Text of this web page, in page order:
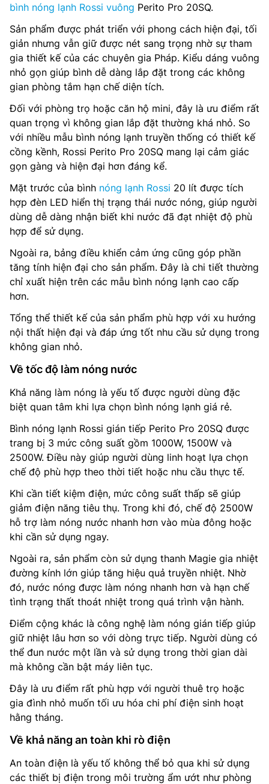
bình nóng lạnh Rossi vuông Perito Pro 20SQ.
Sản phẩm được phát triển với phong cách hiện đại, tối
giản nhưng vẫn giữ được nét sang trọng nhờ sự tham
gia thiết kế của các chuyên gia Pháp. Kiểu dáng vuông
nhỏ gọn giúp bình dễ dàng lắp đặt trong các không
gian phòng tắm hạn chế diện tích.
Đối với phòng trọ hoặc căn hộ mini, đây là ưu điểm rất
quan trọng vì không gian lắp đặt thường khá nhỏ. So
với nhiều mẫu bình nóng lạnh truyền thống có thiết kế
cồng kềnh, Rossi Perito Pro 20SQ mang lại cảm giác
gọn gàng và hiện đại hơn đáng kể.
Mặt trước của bình nóng lạnh Rossi 20 lít được tích
hợp đèn LED hiển thị trạng thái nước nóng, giúp người
dùng dễ dàng nhận biết khi nước đã đạt nhiệt độ phù
hợp để sử dụng.
Ngoài ra, bảng điều khiển cảm ứng cũng góp phần
tăng tính hiện đại cho sản phẩm. Đây là chi tiết thường
chỉ xuất hiện trên các mẫu bình nóng lạnh cao cấp
hơn.
Tổng thể thiết kế của sản phẩm phù hợp với xu hướng
nội thất hiện đại và đáp ứng tốt nhu cầu sử dụng trong
không gian nhỏ.
Về tốc độ làm nóng nước
Khả năng làm nóng là yếu tố được người dùng đặc
biệt quan tâm khi lựa chọn bình nóng lạnh giá rẻ.
Bình nóng lạnh Rossi gián tiếp Perito Pro 20SQ được
trang bị 3 mức công suất gồm 1000W, 1500W và
2500W. Điều này giúp người dùng linh hoạt lựa chọn
chế độ phù hợp theo thời tiết hoặc nhu cầu thực tế.
Khi cần tiết kiệm điện, mức công suất thấp sẽ giúp
giảm điện năng tiêu thụ. Trong khi đó, chế độ 2500W
hỗ trợ làm nóng nước nhanh hơn vào mùa đông hoặc
khi cần sử dụng ngay.
Ngoài ra, sản phẩm còn sử dụng thanh Magie gia nhiệt
đường kính lớn giúp tăng hiệu quả truyền nhiệt. Nhờ
đó, nước nóng được làm nóng nhanh hơn và hạn chế
tình trạng thất thoát nhiệt trong quá trình vận hành.
Điểm cộng khác là công nghệ làm nóng gián tiếp giúp
giữ nhiệt lâu hơn so với dòng trực tiếp. Người dùng có
thể đun nước một lần và sử dụng trong thời gian dài
mà không cần bật máy liên tục.
Đây là ưu điểm rất phù hợp với người thuê trọ hoặc
gia đình nhỏ muốn tối ưu hóa chi phí điện sinh hoạt
hằng tháng.
Về khả năng an toàn khi rò điện
An toàn điện là yếu tố không thể bỏ qua khi sử dụng
các thiết bị điện trong môi trường ẩm ướt như phòng